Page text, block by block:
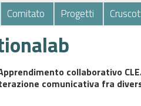
Comitato Progetti
collaborativo
comunicativa fra